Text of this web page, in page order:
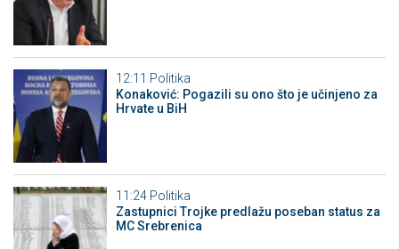
12:11 Politika
Konaković: Pogazili su ono što je učinjeno za
Hrvate u BiH
11:24 Politika
Zastupnici Trojke predlažu poseban status za
MC Srebrenica